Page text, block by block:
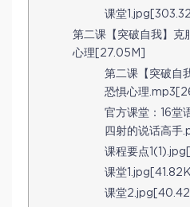
课堂
第二课【突破自我】克
心理[27.05M]
第二课【突破自
恐惧心理
官方课堂：16堂
四射的说话高手
课程要点
课堂1.jpg[41.82K]
课堂